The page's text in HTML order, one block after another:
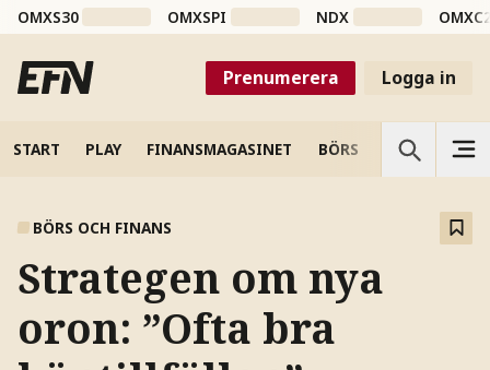
OMXS30 OMXSPI NDX
Prenumerera Logga in
START PLAY FINANSMAGASINET BÖRS VETENSKAP
BÖRS OCH FINANS
Strategen om nya
oron: ”Ofta bra